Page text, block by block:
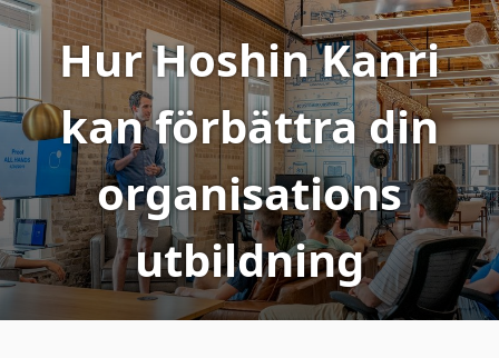
Hur Hoshin Kanri
kan förbättra din
organisations
utbildning